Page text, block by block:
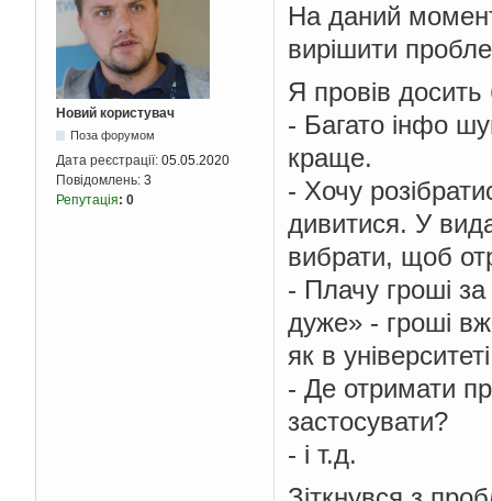
Новий користувач
Поза форумом
Дата реєстрації: 05.05.2020
Повідомлень: 3
Репутація: 0
На даний
вирішити
Я провів
- Багато інфо
краще.
- Хочу
дивитися. У
вибрати, щоб
- Плачу гроші
дуже» - гроші
як в
- Де отримати
застосувати?
- і т.д.